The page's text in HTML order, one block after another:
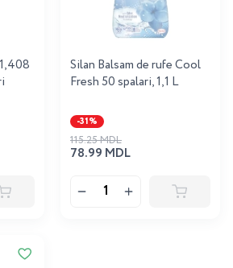
Silan Balsam de rufe Cool
Fresh 50 spalari, 1,1 L
-31%
78.99 MDL
115.25 MDL